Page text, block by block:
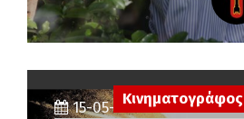
15-05-2025
Κινηματογράφος